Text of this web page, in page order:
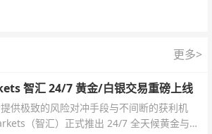
更多>
智汇 24/7 黄金/白银交易重磅上线
供极致的风险对冲手段与不间断的获利机
（智汇）正式推出 24/7 全天候黄金与白